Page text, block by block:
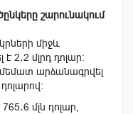
շարունակում
միջև
2․2 մլրդ դոլար։
արձանագրվել
765․6 մլն դոլար,